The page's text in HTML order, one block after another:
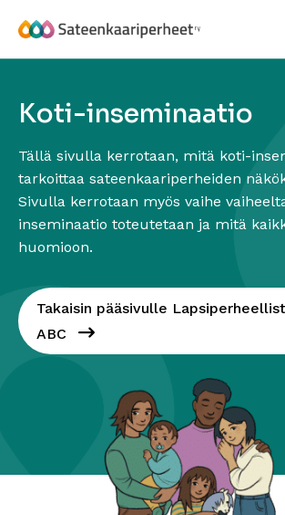
sisältöön
Koti-inseminaatio
Tällä sivulla kerrotaan, mitä koti-
tarkoittaa sateenkaariperheiden
Sivulla kerrotaan myös vaihe
inseminaatio toteutetaan ja mitä
huomioon.
Takaisin pääsivulle
ABC